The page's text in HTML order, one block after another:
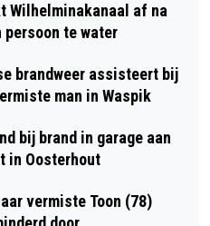
Wilhelminakanaal af na
persoon te water
brandweer assisteert bij
man in Waspik
bij brand in garage aan
in Oosterhout
vermiste Toon (78)